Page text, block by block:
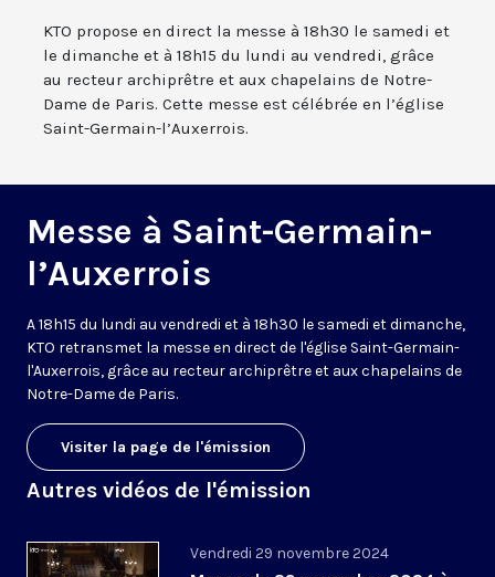
KTO propose en direct la messe à 18h30 le samedi et
le dimanche et à 18h15 du lundi au vendredi, grâce
au recteur archiprêtre et aux chapelains de Notre-
Dame de Paris. Cette messe est célébrée en l’église
Saint-Germain-l’Auxerrois.
Messe à Saint-Germain-
l’Auxerrois
A 18h15 du lundi au vendredi et à 18h30 le samedi et dimanche,
KTO retransmet la messe en direct de l'église Saint-Germain-
l'Auxerrois, grâce au recteur archiprêtre et aux chapelains de
Notre-Dame de Paris.
Visiter la page de l'émission
Autres vidéos de l'émission
Vendredi 29 novembre 2024